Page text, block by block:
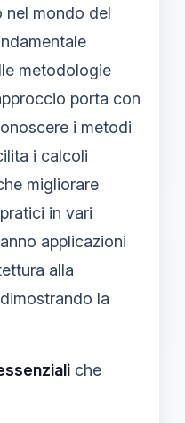
nel mondo del
metodologie
porta con
i metodi
i calcoli
migliorare
in vari
applicazioni
alla
la
che